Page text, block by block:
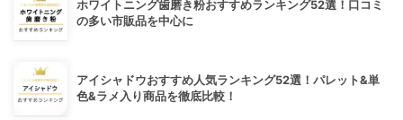
ホワイトニング歯磨き粉おすすめランキング52選！口コミ
の多い市販品を中心に
アイシャドウおすすめ人気ランキング52選！パレット&単
色&ラメ入り商品を徹底比較！